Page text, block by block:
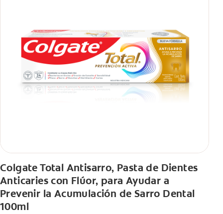
Colgate Total Antisarro, Pasta de Dientes
Anticaries con Flúor, para Ayudar a
Prevenir la Acumulación de Sarro Dental
100ml